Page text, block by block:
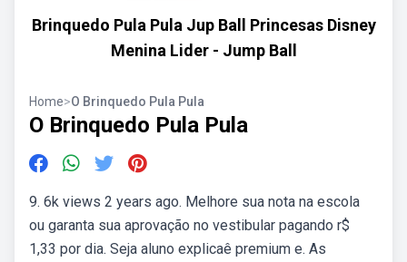
Brinquedo Pula Pula Jup Ball Princesas Disney
Menina Lider - Jump Ball
Home>O Brinquedo Pula Pula
O Brinquedo Pula Pula
9. 6k views 2 years ago. Melhore sua nota na escola
ou garanta sua aprovação no vestibular pagando r$
1,33 por dia. Seja aluno explicaê premium e. As